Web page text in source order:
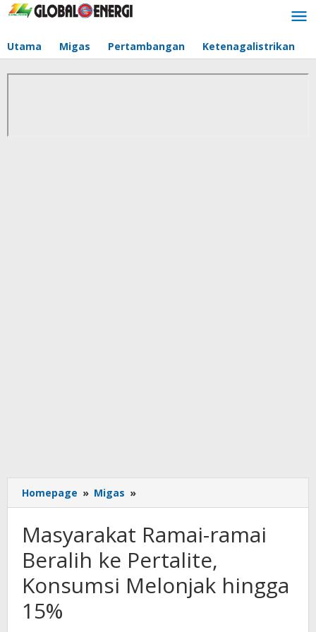
Lewati
Utama Migas Pertambangan Ketenagalistrikan
Homepage » Migas »
Ramai-
Beralih
ke
Pertalite,
Konsumsi
Melonjak
Masyarakat Ramai-ramai
Beralih ke Pertalite,
Konsumsi Melonjak hingga
15%